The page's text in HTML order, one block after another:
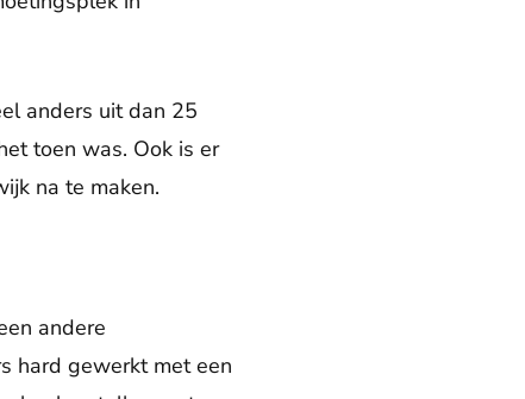
anders uit dan 25
toen was. Ook is er
na te maken.
andere
hard gewerkt met een